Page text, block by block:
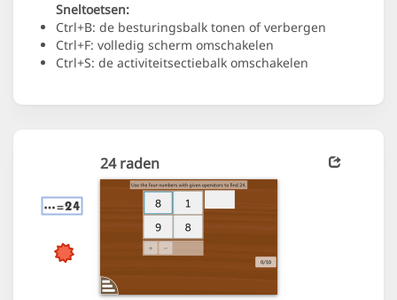
Sneltoetsen:
Ctrl+B: de besturingsbalk tonen of verbergen
Ctrl+F: volledig scherm omschakelen
Ctrl+S: de activiteitsectiebalk omschakelen
24 raden